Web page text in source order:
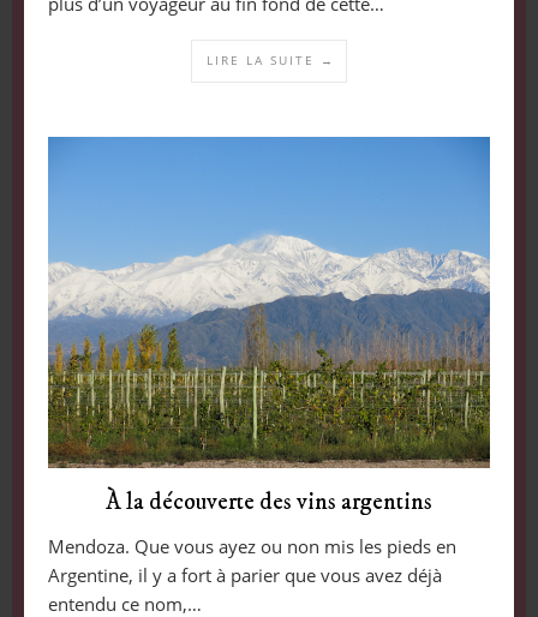
LIRE LA SUITE →
À la découverte des vins argentins
Mendoza. Que vous ayez ou non mis les pieds en
Argentine, il y a fort à parier que vous avez déjà
entendu ce nom,…